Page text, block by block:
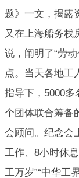
题》一文，揭露
又在上海船务栈
说，阐明了“劳
点。当天各地工
指导下，5000
个团体联合筹备
会顾问。纪念会
工作、8小时休
工万岁”“中华工